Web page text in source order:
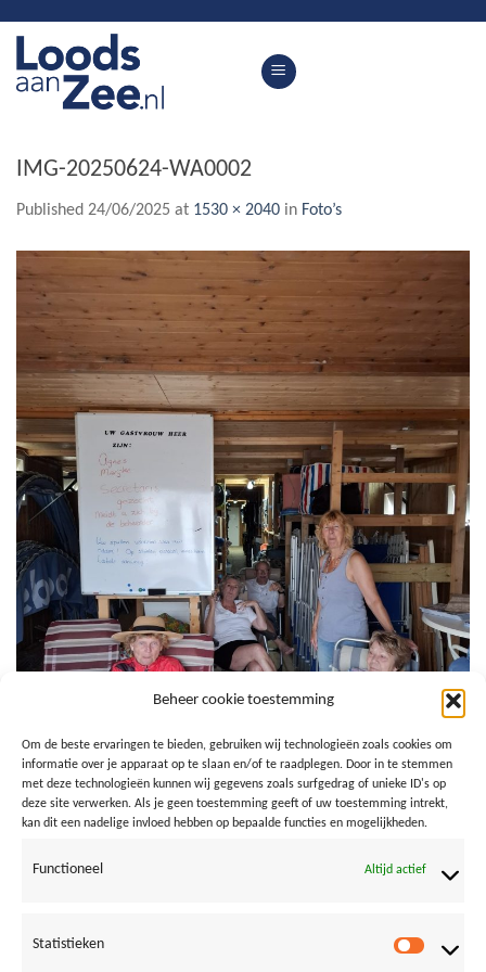
Beheer cookie toestemming
Om de beste ervaringen te bieden, gebruiken wij technologieën zoals cookies om
informatie over je apparaat op te slaan en/of te raadplegen. Door in te stemmen
met deze technologieën kunnen wij gegevens zoals surfgedrag of unieke ID's op
deze site verwerken. Als je geen toestemming geeft of uw toestemming intrekt,
kan dit een nadelige invloed hebben op bepaalde functies en mogelijkheden.
Functioneel Altijd actief
Statistieken
content
IMG-20250624-WA0002
Published 24/06/2025 at 1530 × 2040 in Foto’s
24 juni
Both comments and trackbacks are currently closed.